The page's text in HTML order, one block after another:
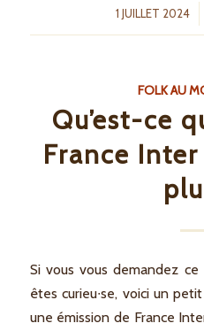
1 JUILLET 2024
/
FOLK AU
Qu’est-ce
France
Si vous vous demandez
êtes curieu∙se, voici un
une émission de France